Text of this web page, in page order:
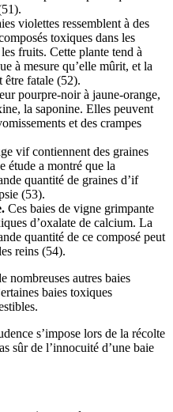
violettes ressemblent à des
toxiques dans les
fruits. Cette plante tend à
à mesure qu’elle mûrit, et la
être fatale (52).
pourpre-noir à jaune-orange,
la saponine. Elles peuvent
et des crampes
vif contiennent des graines
étude a montré que la
quantité de graines d’if
(53).
Ces baies de vigne grimpante
d’oxalate de calcium. La
quantité de ce composé peut
reins (54).
nombreuses autres baies
baies toxiques
s’impose lors de la récolte
sûr de l’innocuité d’une baie